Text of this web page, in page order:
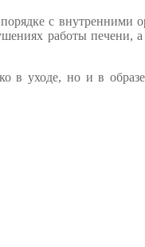
с внутренними
работы печени, а
в уходе, но и в